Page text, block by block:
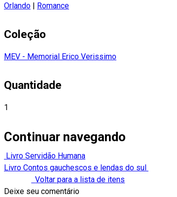
Orlando | Romance
Coleção
MEV - Memorial Erico Verissimo
Quantidade
1
Continuar navegando
Livro Servidão Humana
Livro Contos gauchescos e lendas do sul
Voltar para a lista de itens
Deixe seu comentário